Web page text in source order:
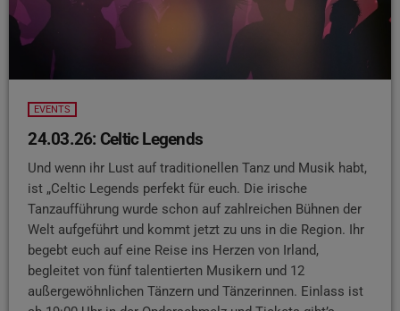
EVENTS
24.03.26: Celtic Legends
Und wenn ihr Lust auf traditionellen Tanz und Musik habt,
ist „Celtic Legends perfekt für euch. Die irische
Tanzaufführung wurde schon auf zahlreichen Bühnen der
Welt aufgeführt und kommt jetzt zu uns in die Region. Ihr
begebt euch auf eine Reise ins Herzen von Irland,
begleitet von fünf talentierten Musikern und 12
außergewöhnlichen Tänzern und Tänzerinnen. Einlass ist